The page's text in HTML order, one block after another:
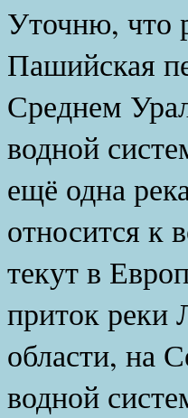
Уточню, что
Пашийская
Среднем
водной
ещё одна
относится к
текут в
приток реки
области, на
водной